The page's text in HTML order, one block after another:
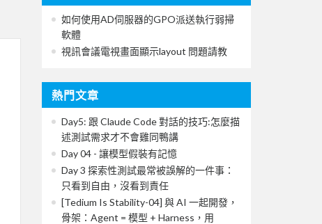
如何使用AD伺服器的GPO派送執行弱掃
軟體
視訊會議電視畫面顯示layout 問題請教
熱門文章
Day5: 跟 Claude Code 對話的技巧:怎麼描
述測試需求才不會雞同鴨講
Day 04 - 讓模型假裝有記憶
Day 3 探索性測試最常被誤解的一件事：
只看到自由，沒看到責任
[Tedium Is Stability-04] 與 AI 一起開發，
骨架：Agent = 模型 + Harness，用